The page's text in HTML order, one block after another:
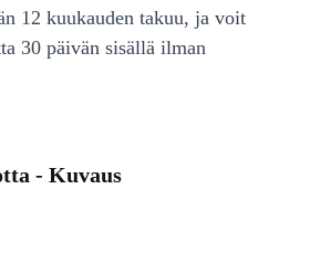
12 kuukauden takuu, ja voit
30 päivän sisällä ilman
- Kuvaus